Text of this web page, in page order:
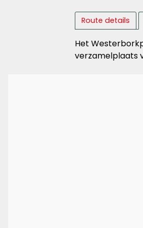
Route details
Het
verzamelplaats